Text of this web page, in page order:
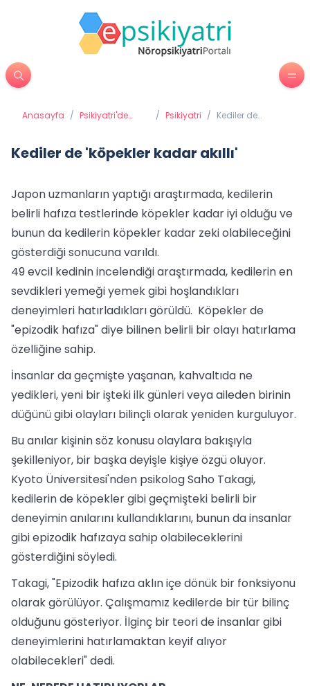
Anasayfa / Psikiyatri'de
/ Psikiyatri / Kediler de
Kediler de 'köpekler kadar akıllı'
Japon uzmanların yaptığı araştırmada, kedilerin
belirli hafıza testlerinde köpekler kadar iyi olduğu ve
bunun da kedilerin köpekler kadar zeki olabileceğini
gösterdiği sonucuna varıldı.
49 evcil kedinin incelendiği araştırmada, kedilerin en
sevdikleri yemeği yemek gibi hoşlandıkları
deneyimleri hatırladıkları görüldü. Köpekler de
"epizodik hafıza" diye bilinen belirli bir olayı hatırlama
özelliğine sahip.
İnsanlar da geçmişte yaşanan, kahvaltıda ne
yedikleri, yeni bir işteki ilk günleri veya aileden birinin
düğünü gibi olayları bilinçli olarak yeniden kurguluyor.
Bu anılar kişinin söz konusu olaylara bakışıyla
şekilleniyor, bir başka deyişle kişiye özgü oluyor.
Kyoto Üniversitesi'nden psikolog Saho Takagi,
kedilerin de köpekler gibi geçmişteki belirli bir
deneyimin anılarını kullandıklarını, bunun da insanlar
gibi epizodik hafızaya sahip olabileceklerini
gösterdiğini söyledi.
Takagi, "Epizodik hafıza aklın içe dönük bir fonksiyonu
olarak görülüyor. Çalışmamız kedilerde bir tür bilinç
olduğunu gösteriyor. İlginç bir teori de insanlar gibi
deneyimlerini hatırlamaktan keyif alıyor
olabilecekleri" dedi.